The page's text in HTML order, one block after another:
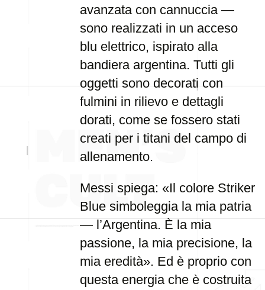
avanzata con cannuccia —
sono realizzati in un acceso
blu elettrico, ispirato alla
bandiera argentina. Tutti gli
oggetti sono decorati con
fulmini in rilievo e dettagli
dorati, come se fossero stati
creati per i titani del campo di
allenamento.
Messi spiega: «Il colore Striker
Blue simboleggia la mia patria
— l’Argentina. È la mia
passione, la mia precisione, la
mia eredità». Ed è proprio con
questa energia che è costruita